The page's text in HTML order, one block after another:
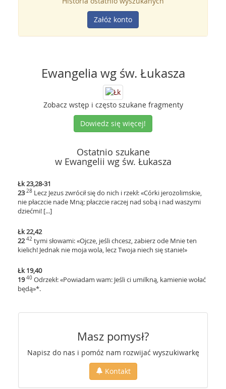
Załóż konto
Ewangelia wg św. Łukasza
Zobacz wstęp i często szukane fragmenty
Dowiedz się więcej!
Ostatnio szukane
w Ewangelii wg św. Łukasza
Łk 23,28-31
23 28 Lecz Jezus zwrócił się do nich i rzekł: «Córki jerozolimskie,
nie płaczcie nade Mną; płaczcie raczej nad sobą i nad waszymi
dziećmi! [...]
Łk 22,42
22 42 tymi słowami: «Ojcze, jeśli chcesz, zabierz ode Mnie ten
kielich! Jednak nie moja wola, lecz Twoja niech się stanie!»
Łk 19,40
1940 Odrzekł: «Powiadam wam: Jeśli ci umilkną, kamienie wołać
będą»*.
Masz pomysł?
Napisz do nas i pomóż nam rozwijać wyszukiwarkę
Kontakt